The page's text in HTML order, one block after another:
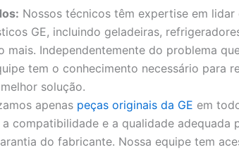
Nossos técnicos têm expertise em
GE, incluindo geladeiras,
mais. Independentemente do problema
tem o conhecimento necessário para
solução.
apenas peças originais da GE em
compatibilidade e a qualidade adequada
do fabricante. Nossa equipe tem